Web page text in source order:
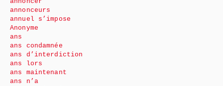
annonceurs
annuel s’impose
Anonyme
ans
ans condamnée
ans d’interdiction
ans lors
ans maintenant
ans n’a